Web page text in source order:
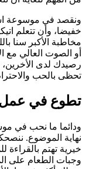
ونقصد في موسوعة
خفيضا، وأن تتعلم
مخاطبة الأكبر سنا
أو الصوت العالي مع
رصيدك لدى
تحظى بالحب
تطوع في عمل
ودائما ما نحب في
نهاية الموضوع.
خيرية تهتم بالقراءة
وجبات الطعام على